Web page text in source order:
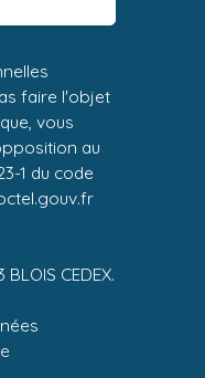
faire l'objet
vous
au
1 du code
CEDEX.